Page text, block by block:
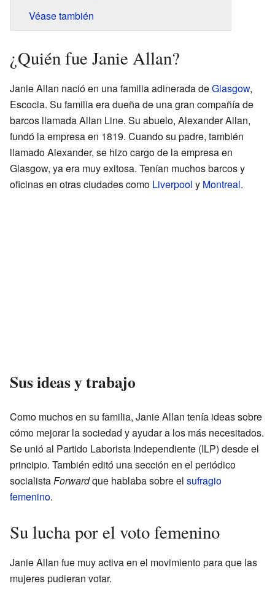
Véase también
¿Quién fue Janie Allan?
Janie Allan nació en una familia adinerada deGlasgow,
Escocia. Su familia era dueña de una gran compañía de
barcos llamada Allan Line. Su abuelo, Alexander Allan,
fundó la empresa en 1819. Cuando su padre, también
llamado Alexander, se hizo cargo de la empresa en
Glasgow, ya era muy exitosa. Tenían muchos barcos y
oficinas en otras ciudades como Liverpool y Montreal.
Sus ideas y trabajo
Como muchos en su familia, Janie Allan tenía ideas sobre
cómo mejorar la sociedad y ayudar a los más necesitados.
Se unió al Partido Laborista Independiente (ILP) desde el
principio. También editó una sección en el periódico
socialistaForwardque hablaba sobre el sufragio
femenino.
Su lucha por el voto femenino
Janie Allan fue muy activa en el movimiento para que las
mujeres pudieran votar.